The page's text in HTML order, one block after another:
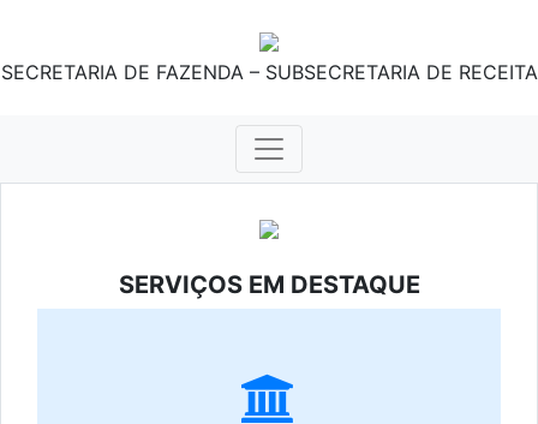
SECRETARIA DE FAZENDA – SUBSECRETARIA DE RECEITA
SERVIÇOS EM DESTAQUE